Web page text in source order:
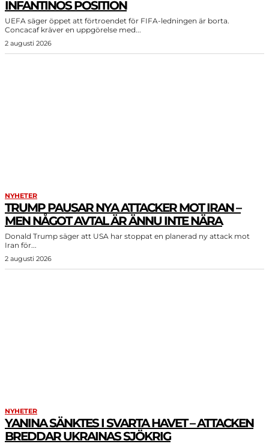
INFANTINOS POSITION
UEFA säger öppet att förtroendet för FIFA-ledningen är borta.
Concacaf kräver en uppgörelse med...
2 augusti 2026
NYHETER
TRUMP PAUSAR NYA ATTACKER MOT IRAN –
MEN NÅGOT AVTAL ÄR ÄNNU INTE NÄRA
Donald Trump säger att USA har stoppat en planerad ny attack mot
Iran för...
2 augusti 2026
NYHETER
YANINA SÄNKTES I SVARTA HAVET – ATTACKEN
BREDDAR UKRAINAS SJÖKRIG